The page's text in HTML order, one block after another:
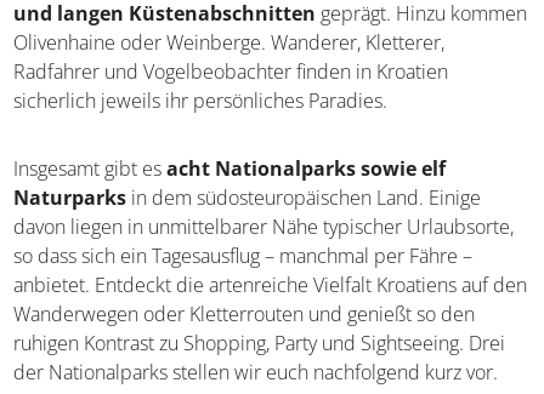
Bei all der Kultur und Erholung am Strand fehlt nun noch
ein Aspekt, der in Kroatien nicht zu kurz kommt: die
herrliche, teils unberührte Natur. Die Landschaft
Kroatiens wird unter anderem vondichten Wäldern,
geprägt. Hinzu kommen Olivenhaine oder Weinberge.
Wanderer, Kletterer, Radfahrer und Vogelbeobachter
finden in Kroatien sicherlich jeweils ihr persönliches
Paradies.
Insgesamt gibt esacht Nationalparks sowie elf
Naturparksin dem südosteuropäischen Land. Einige
davon liegen in unmittelbarer Nähe typischer